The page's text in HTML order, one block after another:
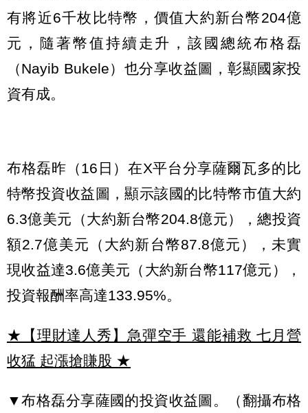
有將近6千枚比特幣，價值大約新台幣204億
元，隨著幣值持續走升，該國總統布格磊
（Nayib Bukele）也分享收益圖，彰顯國家投
資有成。
布格磊昨（16日）在X平台分享薩爾瓦多的比
特幣投資收益圖，顯示該國的比特幣市值大約
6.3億美元（大約新台幣204.8億元），總投資
額2.7億美元（大約新台幣87.8億元），未實
現收益達3.6億美元（大約新台幣117億元），
投資報酬率高達133.95%。
★【理財達人秀】急彈空手 還能補救 七月營
收猛 起漲搶賺股 ★
▼布格磊分享薩國的投資收益圖。（翻攝布格